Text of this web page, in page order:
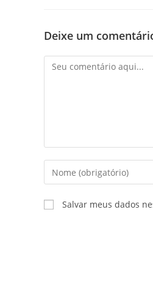
Deixe um
Salvar meus dados